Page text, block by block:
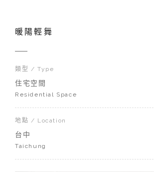
暖陽輕舞
類型 / Type
住宅空間
Residential Space
地點 / Location
台中
Taichung